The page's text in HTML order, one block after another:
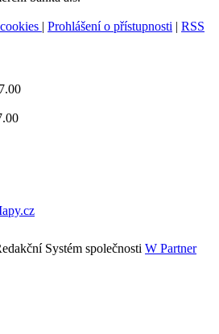
| Prohlášení o přístupnosti | RSS
Systém společnosti W Partner